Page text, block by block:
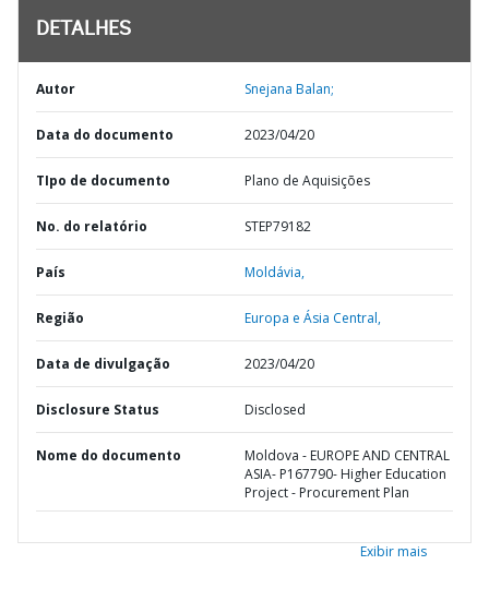
DETALHES
Autor Snejana Balan;
Data do documento 2023/04/20
TIpo de documento Plano de Aquisições
No. do relatório STEP79182
País Moldávia,
Região Europa e Ásia Central,
Data de divulgação 2023/04/20
Disclosure Status Disclosed
Nome do documento
Moldova - EUROPE AND CENTRAL
ASIA- P167790- Higher Education
Project - Procurement Plan
Exibir mais